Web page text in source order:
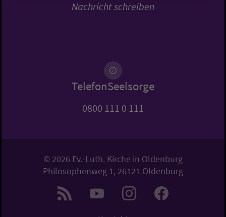
Nachricht schreiben
TelefonSeelsorge
0800 111 0 111
© 2026 Ev.-Luth. Kirche in Oldenburg
Philosophenweg 1, 26121 Oldenburg